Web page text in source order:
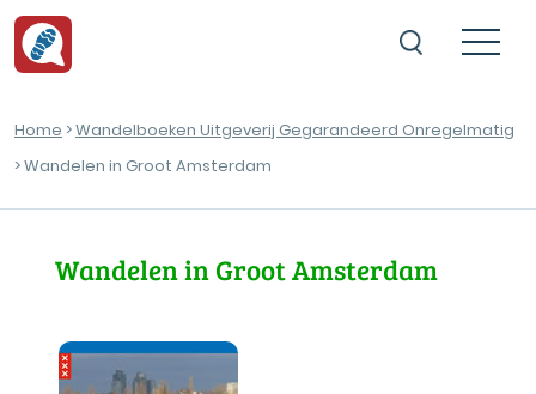
Home >Wandelboeken Uitgeverij Gegarandeerd Onregelmatig
> Wandelen in Groot Amsterdam
Wandelen in Groot Amsterdam